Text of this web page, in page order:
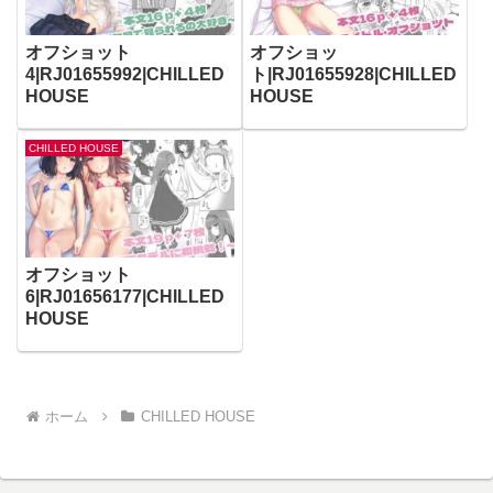
オフショット
4|RJ01655992|CHILLED
HOUSE
オフショッ
ト|RJ01655928|CHILLED
HOUSE
CHILLED HOUSE
オフショット
6|RJ01656177|CHILLED
HOUSE
ホーム CHILLED HOUSE